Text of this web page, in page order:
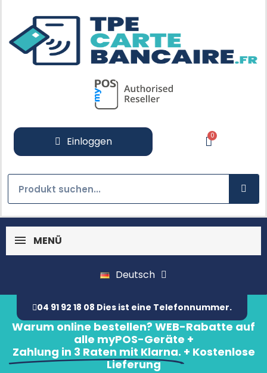
Einloggen
MENÜ
Deutsch
04 91 92 18 08 Dies ist eine Telefonnummer.
Warum online bestellen? WEB-Rabatte auf
alle myPOS-Geräte +
Zahlung in 3 Raten mit Klarna. + Kostenlose
Lieferung